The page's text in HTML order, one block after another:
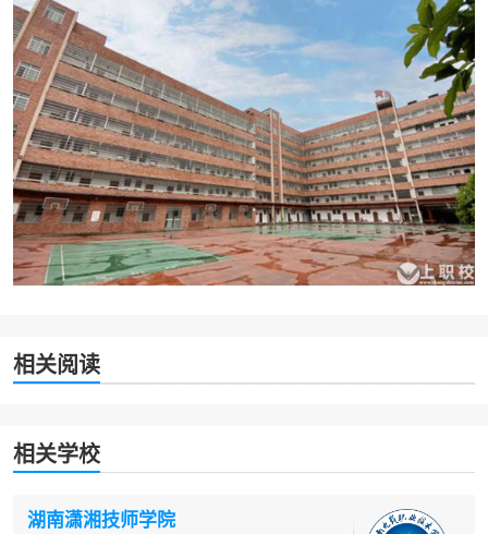
相关阅读
相关学校
湖南潇湘技师学院